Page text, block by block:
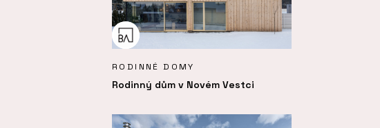
RODINNÉ DOMY
Rodinný dům v Novém Vestci